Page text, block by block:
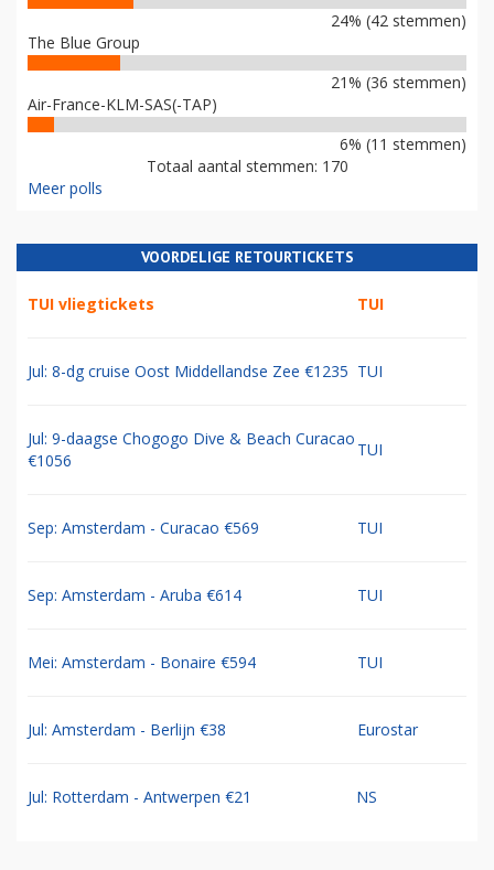
24% (42 stemmen)
The Blue Group
21% (36 stemmen)
Air-France-KLM-SAS(-TAP)
6% (11 stemmen)
Totaal aantal stemmen: 170
Meer polls
VOORDELIGE RETOURTICKETS
TUI vliegtickets TUI
Jul: 8-dg cruise Oost Middellandse Zee €1235 TUI
Jul: 9-daagse Chogogo Dive & Beach Curacao
€1056
TUI
Sep: Amsterdam - Curacao €569 TUI
Sep: Amsterdam - Aruba €614 TUI
Mei: Amsterdam - Bonaire €594 TUI
Jul: Amsterdam - Berlijn €38 Eurostar
Jul: Rotterdam - Antwerpen €21 NS